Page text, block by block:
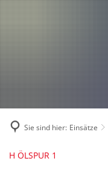
Sie sind hier: Einsätze
H ÖLSPUR 1